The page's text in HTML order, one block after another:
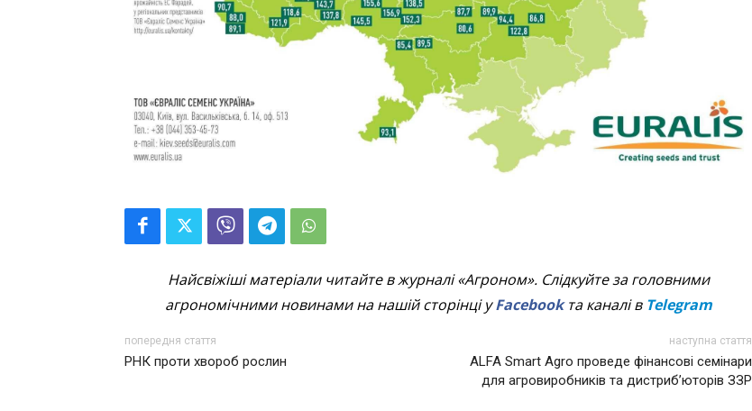
Найсвіжіші матеріали читайте в журналі «Агроном». Слідкуйте за головними
агрономічними новинами на нашій сторінці уFacebookта каналі в Telegram
попередня стаття
РНК проти хвороб рослин
наступна стаття
ALFA Smart Agro проведе фінансові семінари
для агровиробників та дистриб’юторів ЗЗР